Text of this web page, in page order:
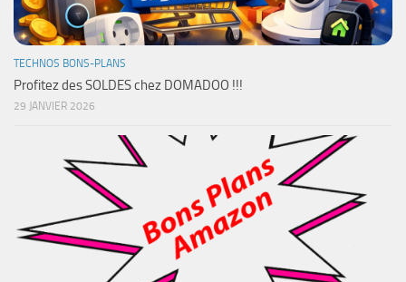
TECHNOS BONS-PLANS
Profitez des SOLDES chez DOMADOO !!!
29 JANVIER 2026